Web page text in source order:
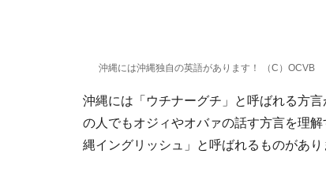
沖縄には沖縄独自の英語があります！ （C）OCVB
沖縄には「ウチナーグチ」と呼ばれる方
の人でもオジィやオバァの話す方言を理
縄イングリッシュ」と呼ばれるものがあり